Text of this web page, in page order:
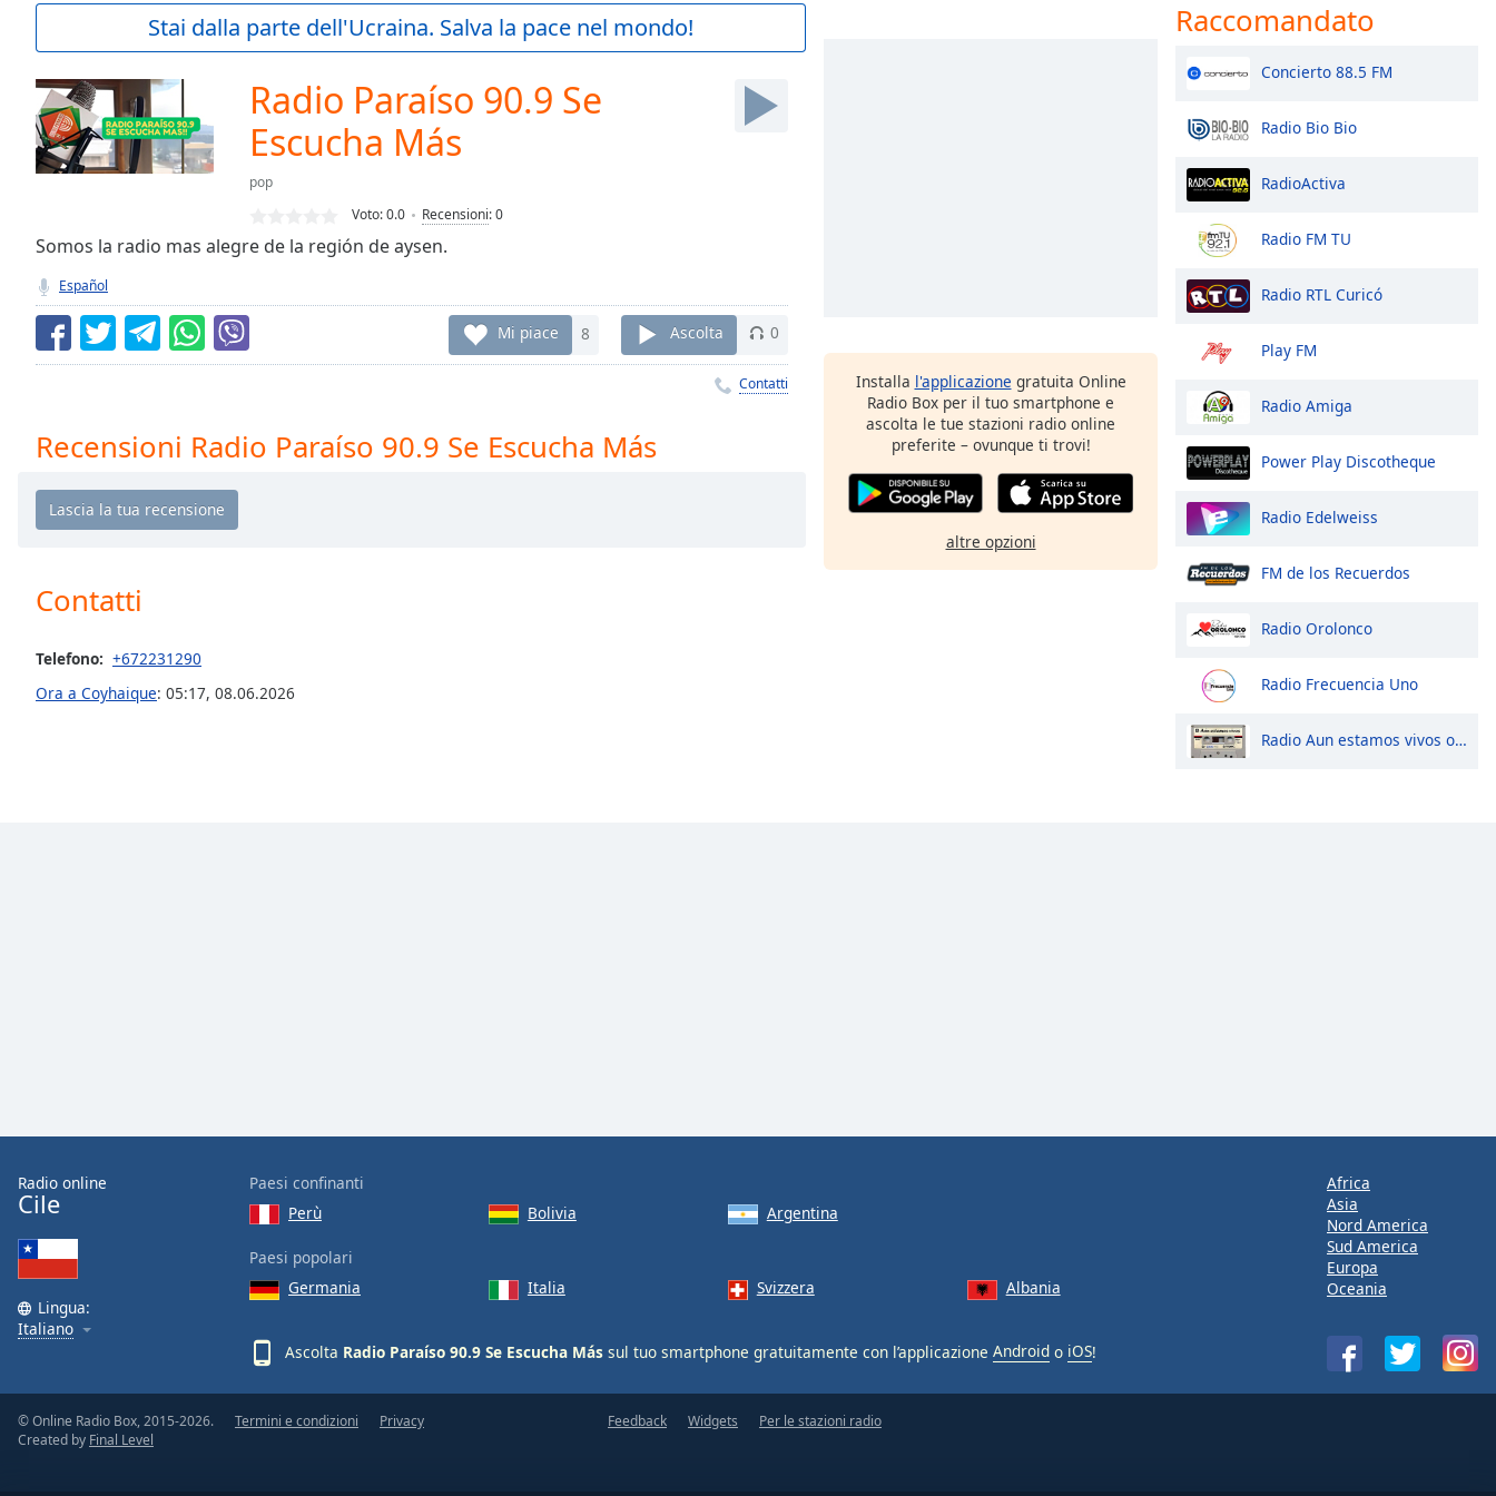
Current
Duration-:-
Loaded:
0.00%
Stream
live,
behind
LIVE
Remaining
Time-
Playback
Rate
Chapters
Descriptions
off,
selected
window.
Beginning
Escape
will
cancel
Stai dalla parte dell'Ucraina. Salva la pace nel mondo!
Radio Paraíso 90.9 Se
Escucha Más
pop
Voto:0.0 Recensioni:0
Somos la radio mas alegre de la región de aysen.
Español
Mi piace 8 Ascolta 0
Contatti
Recensioni Radio Paraíso 90.9 Se Escucha Más
Contatti
Telefono: +672231290
Ora a Coyhaique: 05:17, 08.06.2026
Installa l'applicazione gratuita Online
Radio Box per il tuo smartphone e
ascolta le tue stazioni radio online
preferite – ovunque ti trovi!
altre opzioni
Raccomandato
Concierto 88.5 FM
Radio Bio Bio
RadioActiva
Radio FM TU
Radio RTL Curicó
Play FM
Radio Amiga
Power Play Discotheque
Radio Edelweiss
FM de los Recuerdos
Radio Orolonco
Radio Frecuencia Uno
Radio Aun estamos vivos online
Radio online
Cile
Lingua:
Italiano
Paesi confinanti
Perù
Bolivia Argentina
Paesi popolari
Germania
Italia Svizzera Albania
Ascolta Radio Paraíso 90.9 Se Escucha Más sul tuo smartphone gratuitamente con l’applicazione Android o iOS!
Africa
Asia
Nord America
Sud America
Europa
Oceania
© Online Radio Box, 2015-2026.
Created by Final Level
Termini e condizioni Privacy Feedback Widgets Per le stazioni radio